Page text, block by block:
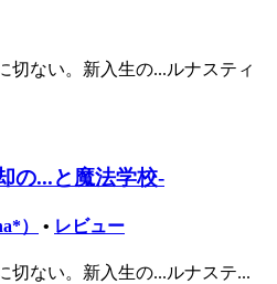
切ない。新入生の...ルナスティ
の...と魔法学校-
） • レビュー
切ない。新入生の...ルナステ...